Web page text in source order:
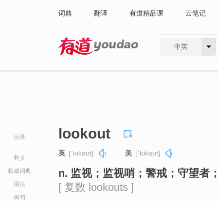
词典 翻译 有道精品课 云笔记
中英
目录
释义
权威词典
用法
例句
lookout
英 [ˈlʊkaʊt] 美 [ˈlʊkaʊt]
n. 监视；监视哨；警戒；守望者
[ 复数 lookouts ]